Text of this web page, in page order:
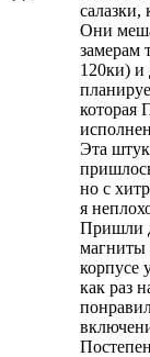
Они
замерам
120ки) и
Эта
но с
я
Пришли
магниты
корпусе
как раз